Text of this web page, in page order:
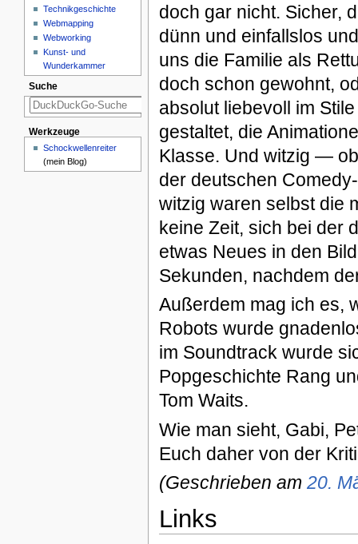
doch gar nicht. Sicher,
dünn und einfallslos
uns die Familie als
doch schon gewohnt,
absolut liebevoll im
gestaltet, die
Klasse. Und witzig —
der deutschen
witzig waren selbst die
keine Zeit, sich bei der
etwas Neues in den
Sekunden, nachdem
Außerdem mag ich es,
Robots wurde
im Soundtrack wurde
Popgeschichte Rang
Tom Waits.
Wie man sieht, Gabi,
Euch daher von der
(Geschrieben am 20.
Links
Technikgeschichte
Webmapping
Webworking
Kunst- und
Wunderkammer
Suche
Werkzeuge
Schockwellenreiter
(mein Blog)